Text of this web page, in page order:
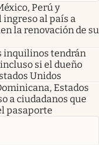
Perú y
al país a
la renovación de su
inquilinos tendrán
si el dueño
Unidos
Estados
a ciudadanos que
pasaporte